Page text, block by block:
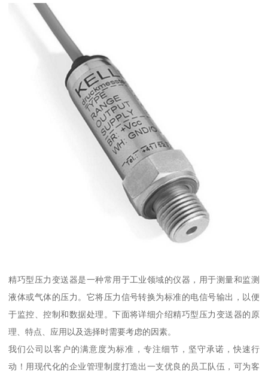
精巧型压力变送器是一种常用于工业领域的仪器，用于测量和监测
液体或气体的压力。它将压力信号转换为标准的电信号输出，以便
于监控、控制和数据处理。下面将详细介绍精巧型压力变送器的原
理、特点、应用以及选择时需要考虑的因素。
我们公司以客户的满意度为标准，专注细节，坚守承诺，快速行
动！用现代化的企业管理制度打造出一支优良的员工队伍，可为客